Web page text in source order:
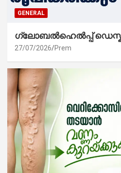
GENERAL
ഗ്ലോബൽഹെൽപ്പ്
27/07/2026 Prem